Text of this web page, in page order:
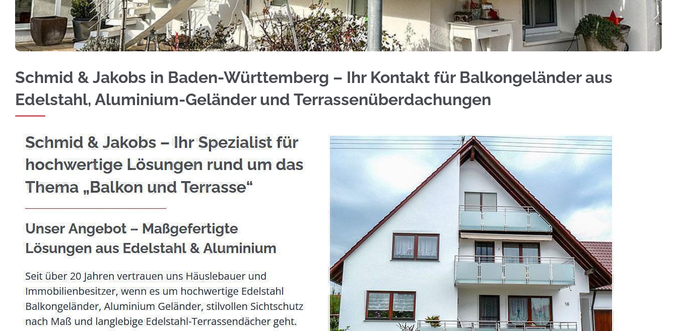
Erkunden Sie jetzt Edelstahl Balkongeländer für Baden-Württemberg bei ☀️Schmid & Jakobs oder ✓Aluminium Sichtschutz, Geländerbau,
Schmid & Jakobs in Baden-Württemberg – Ihr Kontakt für Balkongeländer aus
Edelstahl, Aluminium-Geländer und Terrassenüberdachungen